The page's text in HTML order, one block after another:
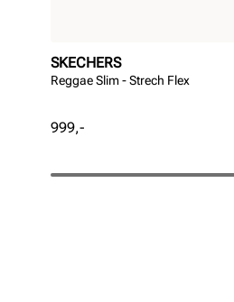
SKECHERS
Reggae Slim - Strech Flex
Pris
999,-